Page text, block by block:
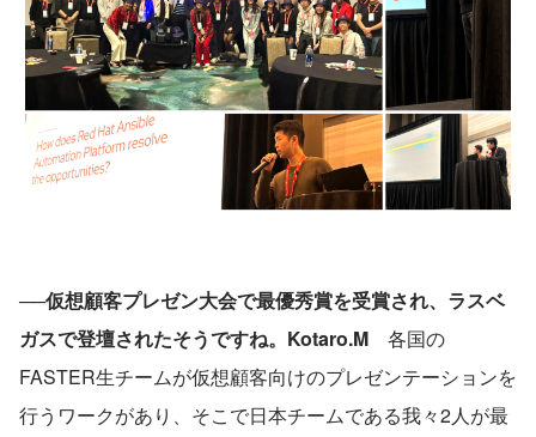
──仮想顧客プレゼン大会で最優秀賞を受賞され、ラスベ
ガスで登壇されたそうですね。Kotaro.M 各国の
FASTER生チームが仮想顧客向けのプレゼンテーションを
行うワークがあり、そこで日本チームである我々2人が最